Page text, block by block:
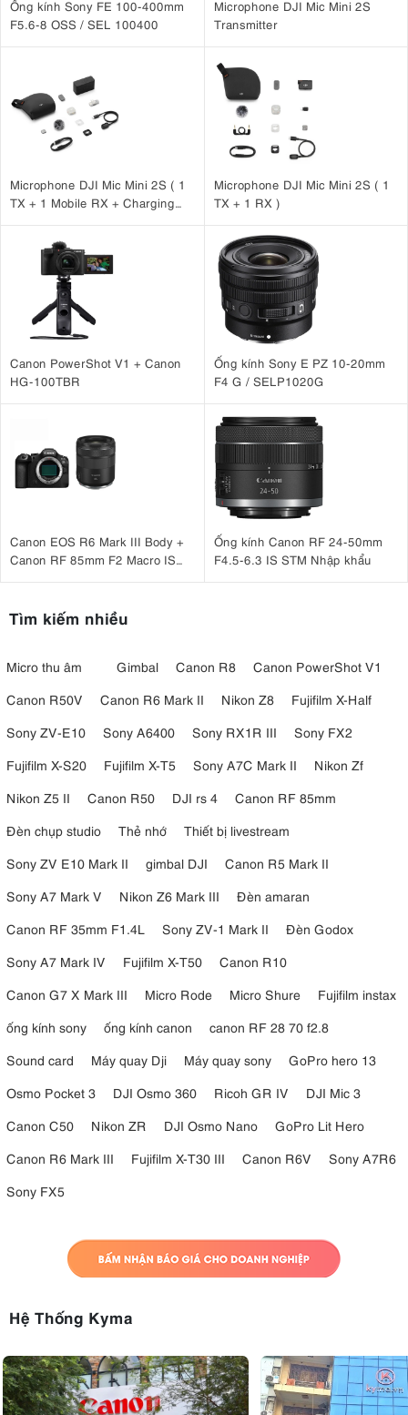
Ống kính Sony FE 100-400mm
F5.6-8 OSS / SEL 100400
Microphone DJI Mic Mini 2S
Transmitter
Microphone DJI Mic Mini 2S ( 1
TX + 1 Mobile RX + Charging
Microphone DJI Mic Mini 2S ( 1
TX + 1 RX )
Canon PowerShot V1 + Canon
HG-100TBR
Ống kính Sony E PZ 10-20mm
F4 G / SELP1020G
Canon EOS R6 Mark III Body +
Canon RF 85mm F2 Macro IS
Ống kính Canon RF 24-50mm
F4.5-6.3 IS STM Nhập khẩu
Tìm kiếm nhiều
Micro thu âm Gimbal Canon R8
Canon PowerShot V1
Canon R50V
Canon R6 Mark II Nikon Z8
Fujifilm X-Half
Sony ZV-E10
Sony A6400 Sony RX1R III
Sony FX2
Fujifilm X-S20
Fujifilm X-T5 Sony A7C Mark II
Nikon Zf
Nikon Z5 II
Canon R50 DJI rs 4
Canon RF 85mm
Đèn chụp studio
Thẻ nhớ
Thiết bị livestream
Sony ZV E10 Mark II
gimbal DJI
Canon R5 Mark II
Sony A7 Mark V
Nikon Z6 Mark III
Đèn amaran
Canon RF 35mm F1.4L
Sony ZV-1 Mark II
Đèn Godox
Sony A7 Mark IV
Fujifilm X-T50
Canon R10
Canon G7 X Mark III
Micro Rode Micro Shure
Fujifilm instax
ống kính sony
ống kính canon
canon RF 28 70 f2.8
Sound card
Máy quay Dji Máy quay sony
GoPro hero 13
Osmo Pocket 3
DJI Osmo 360 Ricoh GR IV
DJI Mic 3
Canon C50
Nikon ZR DJI Osmo Nano
GoPro Lit Hero
Canon R6 Mark III
Fujifilm X-T30 III Canon R6V
Sony A7R6
Sony FX5
Hệ Thống Kyma